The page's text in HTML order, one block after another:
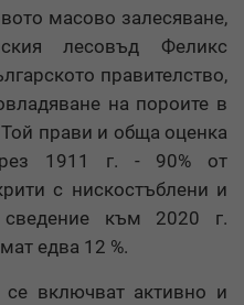
масово залесяване,
лесовъд Феликс
правителство,
на пороите в
прави и обща оценка
1911 г. - 90% от
с нискостъблени и
сведение към 2020 г.
едва 12 %.
включват активно и